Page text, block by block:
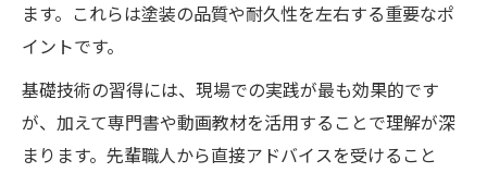
ます。これらは塗装の品質や耐久性を左右する重要なポ
イントです。
基礎技術の習得には、現場での実践が最も効果的です
が、加えて専門書や動画教材を活用することで理解が深
まります。先輩職人から直接アドバイスを受けること